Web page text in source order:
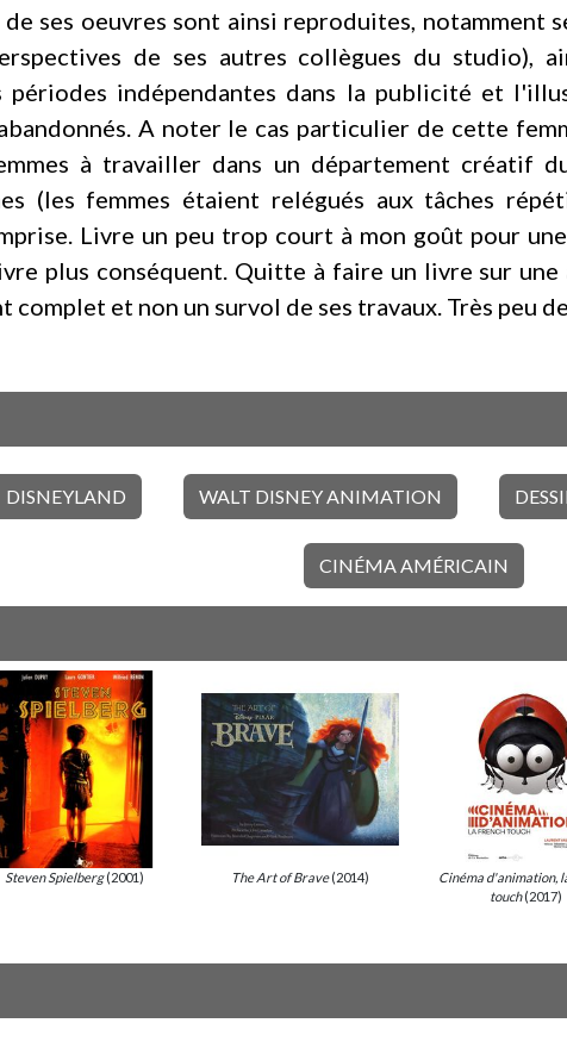
de ses oeuvres sont ainsi reproduites, notamment
de ses autres collègues du studio),
périodes indépendantes dans la publicité et
A noter le cas particulier de cette
à travailler dans un département créatif
(les femmes étaient relégués aux tâches
Livre un peu trop court à mon goût pour
plus conséquent. Quitte à faire un livre sur
complet et non un survol de ses travaux. Très peu
DISNEYLAND WALT DISNEY ANIMATION
CINÉMA AMÉRICAIN
Steven Spielberg(2001) The Art of Brave(2014)
Cinéma d'animation,
touch(2017)